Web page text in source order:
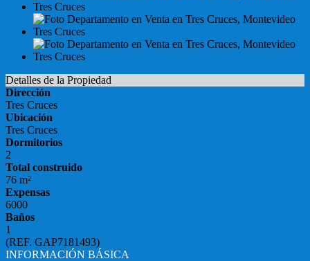
Detalles de la Propiedad
Dirección
Tres Cruces
Ubicación
Tres Cruces
Dormitorios
2
Total construido
76 m²
Expensas
6000
Baños
1
(REF. GAP7181493)
INFORMACIÓN BÁSICA